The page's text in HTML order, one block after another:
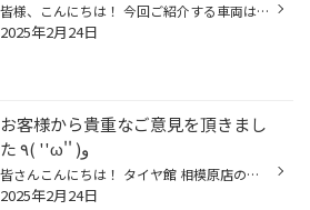
皆様、こんにちは！ 今回ご紹介する車両は、『働くクルマ』でお馴染みの 『トヨタ ハイエース』のアライメント施工事例になります。 働くクルマは だいぶ酷使される事が多いので 『アライメント』による 『ケア』は必要となります・・・。 それでは施工事例となります。 【車種】トヨタ ハイエース ...
2025年2月24日
お客様から貴重なご意見を頂きまし
た ٩( ''ω'' )و
皆さんこんにちは！ タイヤ館 相模原店の渡邊です。 いつもタイヤ館 相模原のHPをご覧いただき誠にありがとうございます。 当店では来店されたお客様にCSアンケートにご協力いただいております。 その中で今回、 「どこの出口から出ればいいか分かりづらい！」 という貴重なご意見をいただきました...
2025年2月24日